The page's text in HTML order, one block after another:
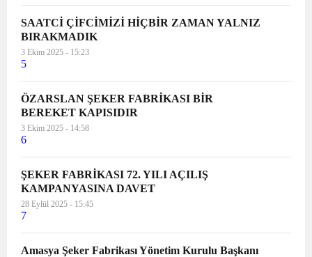
SAATCİ ÇİFCİMİZİ HİÇBİR ZAMAN YALNIZ
BIRAKMADIK
3 Ekim 2025 - 15:23
5
ÖZARSLAN ŞEKER FABRİKASI BİR
BEREKET KAPISIDIR
3 Ekim 2025 - 14:58
6
ŞEKER FABRİKASI 72. YILI AÇILIŞ
KAMPANYASINA DAVET
28 Eylül 2025 - 15:45
7
Amasya Şeker Fabrikası Yönetim Kurulu Başkanı